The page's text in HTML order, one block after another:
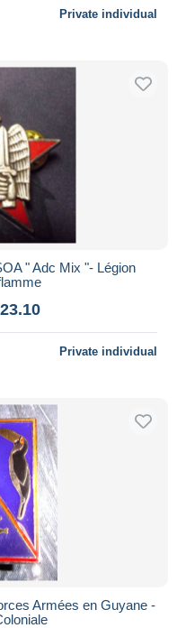
Private individual
" Adc Mix "- Légion
Private individual
Armées en Guyane -